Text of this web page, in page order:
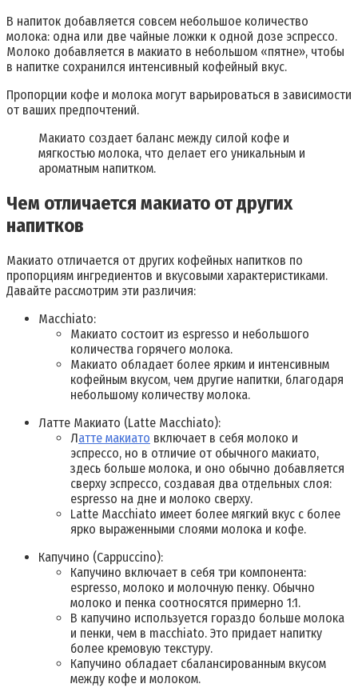
В напиток добавляется совсем небольшое количество
молока: одна или две чайные ложки к одной дозе эспрессо.
Молоко добавляется в макиато в небольшом «пятне», чтобы
в напитке сохранился интенсивный кофейный вкус.
Пропорции кофе и молока могут варьироваться в зависимости
от ваших предпочтений.
Макиато создает баланс между силой кофе и
мягкостью молока, что делает его уникальным и
ароматным напитком.
Чем отличается макиато от других
напитков
Макиато отличается от других кофейных напитков по
пропорциям ингредиентов и вкусовыми характеристиками.
Давайте рассмотрим эти различия:
Macchiato:
Макиато состоит из espresso и небольшого
количества горячего молока.
Макиато обладает более ярким и интенсивным
кофейным вкусом, чем другие напитки, благодаря
небольшому количеству молока.
Латте Макиато (Latte Macchiato):
Латте макиато включает в себя молоко и
эспрессо, но в отличие от обычного макиато,
здесь больше молока, и оно обычно добавляется
сверху эспрессо, создавая два отдельных слоя:
espresso на дне и молоко сверху.
Latte Macchiato имеет более мягкий вкус с более
ярко выраженными слоями молока и кофе.
Капучино (Cappuccino):
Капучино включает в себя три компонента:
espresso, молоко и молочную пенку. Обычно
молоко и пенка соотносятся примерно 1:1.
В капучино используется гораздо больше молока
и пенки, чем в macchiato. Это придает напитку
более кремовую текстуру.
Капучино обладает сбалансированным вкусом
между кофе и молоком.